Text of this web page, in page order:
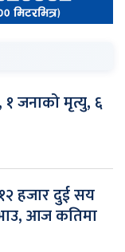
१ जनाको मृत्यु, ६
हजार दुई सय
आज कतिमा